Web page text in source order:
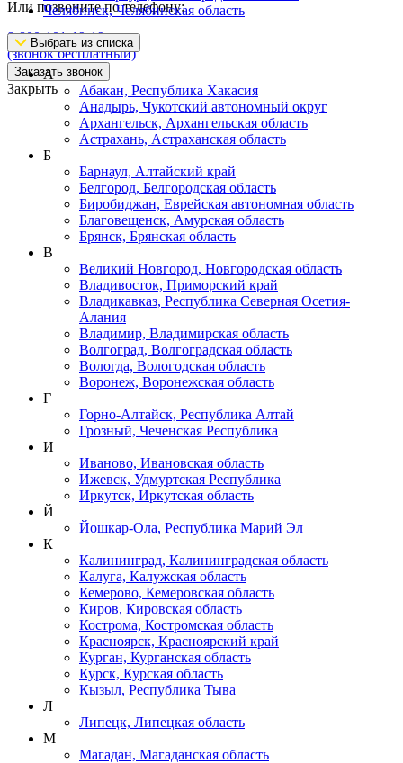
Или позвоните по телефону:
8-800-101-19-19
(звонок бесплатный)
Заказать звонок
Закрыть
Челябинск, Челябинская область
Выбрать из списка
А
Абакан, Республика Хакасия
Анадырь, Чукотский автономный округ
Архангельск, Архангельская область
Астрахань, Астраханская область
Б
Барнаул, Алтайский край
Белгород, Белгородская область
Биробиджан, Еврейская автономная область
Благовещенск, Амурская область
Брянск, Брянская область
В
Великий Новгород, Новгородская область
Владивосток, Приморский край
Владикавказ, Республика Северная Осетия-
Алания
Владимир, Владимирская область
Волгоград, Волгоградская область
Вологда, Вологодская область
Воронеж, Воронежская область
Г
Горно-Алтайск, Республика Алтай
Грозный, Чеченская Республика
И
Иваново, Ивановская область
Ижевск, Удмуртская Республика
Иркутск, Иркутская область
Й
Йошкар-Ола, Республика Марий Эл
К
Калининград, Калининградская область
Калуга, Калужская область
Кемерово, Кемеровская область
Киров, Кировская область
Кострома, Костромская область
Красноярск, Красноярский край
Курган, Курганская область
Курск, Курская область
Кызыл, Республика Тыва
Л
Липецк, Липецкая область
М
Магадан, Магаданская область